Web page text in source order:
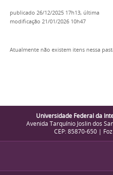
publicado 26/12/2025 17h13, última
modificação 21/01/2026 10h47
Atualmente não existem itens nessa
Universidade Federal da
Avenida Tarquínio Joslin dos
CEP: 85870-650 |